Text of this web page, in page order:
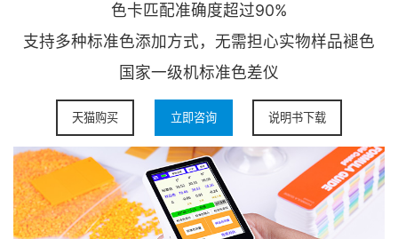
色卡匹配准确度超过90%
支持多种标准色添加方式，无需担心实物样品褪色
国家一级机标准色差仪
天猫购买 立即咨询 说明书下载